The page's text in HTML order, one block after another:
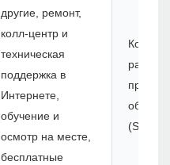
другие, ремонт,
колл-центр и
техническая
поддержка в
Интернете,
обучение и
осмотр на месте,
бесплатные
(SDK):